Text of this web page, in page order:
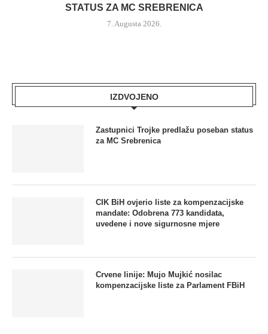
STATUS ZA MC SREBRENICA
7. Augusta 2026.
IZDVOJENO
Zastupnici Trojke predlažu poseban status
za MC Srebrenica
CIK BiH ovjerio liste za kompenzacijske
mandate: Odobrena 773 kandidata,
uvedene i nove sigurnosne mjere
Crvene linije: Mujo Mujkić nosilac
kompenzacijske liste za Parlament FBiH